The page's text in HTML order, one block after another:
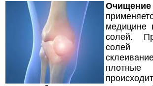
медицине
солей.
солей
плотные